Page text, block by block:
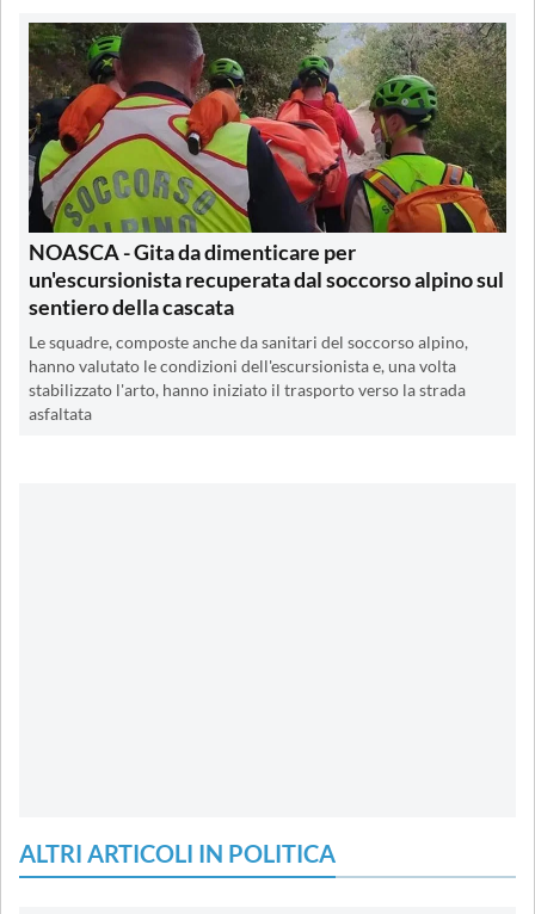
NOASCA - Gita da dimenticare per
un'escursionista recuperata dal soccorso alpino sul
sentiero della cascata
Le squadre, composte anche da sanitari del soccorso alpino,
hanno valutato le condizioni dell'escursionista e, una volta
stabilizzato l'arto, hanno iniziato il trasporto verso la strada
asfaltata
ALTRI ARTICOLI IN POLITICA